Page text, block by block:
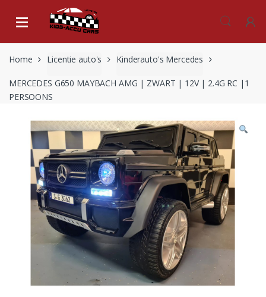
Home Licentie auto's Kinderauto's Mercedes
MERCEDES G650 MAYBACH AMG | ZWART | 12V | 2.4G RC |1
PERSOONS